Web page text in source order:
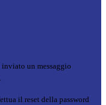
inviato un messaggio
il reset della password